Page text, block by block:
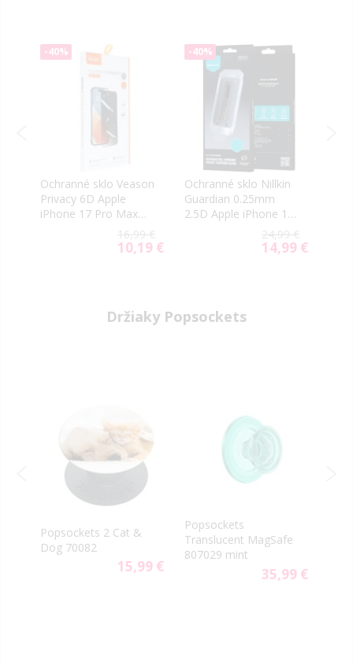
-40%
Ochranné sklo Veason
Privacy 6D Apple
iPhone 17 Pro Max
16,99 €
Special
10,19 €
-40%
Ochranné sklo Nillkin
Guardian 0.25mm
2.5D Apple iPhone 17
Pro Max čierne (s24,99 €
Special
14,99 €
Držiaky Popsockets
Popsockets 2 Cat &
Dog 70082
15,99 €
Popsockets
Translucent MagSafe
807029 mint
35,99 €